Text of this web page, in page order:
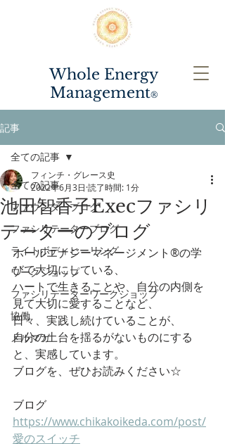
Whole Energy
Management®️
記事
全ての記事
ファウンダーブログ
ファシリテーターブログ
ライトボディヒーリング
ワークショップ
ファシリテーターワークショップ
協働
メルマガ
全ての記事
池田智香子Execファシリ
テーターのブログ
フィンチ・グレース史
2022年6月3日 読了時間: 1分
ホールエナジーマネージメント®の学
びで大切にしている、
ハートで生きることや、自分の内側を
見て大切に愛することなど、
日々、実践し続けていることが、
自分の土台を揺るがないものにする
と、実感しています。
ブログを、ぜひお読みください☆
ブログ
https://www.chikakoikeda.com/post/
愛のスイッチ